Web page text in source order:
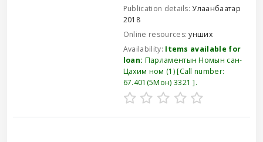
Publication details:Улаанбаатар
2018
Online resources:унших
Availability: Items available for
loan: Парламентын Номын сан-
Цахим ном (1) Call number:
67.401(5Мон) 3321 .